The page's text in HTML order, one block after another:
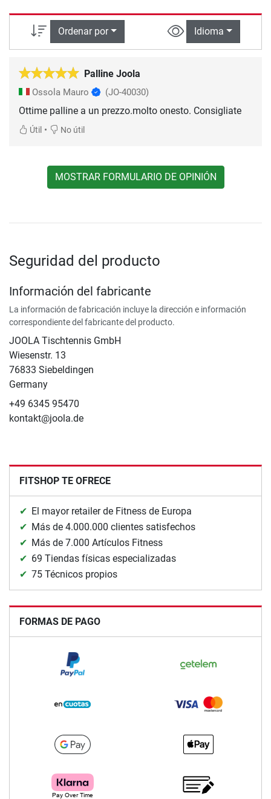
Ordenar por Idioma
Palline Joola
Ossola Mauro (JO-40030)
Ottime palline a un prezzo.molto onesto. Consigliate
Útil • No útil
MOSTRAR FORMULARIO DE OPINIÓN
Seguridad del producto
Información del fabricante
La información de fabricación incluye la dirección e información
correspondiente del fabricante del producto.
JOOLA Tischtennis GmbH
Wiesenstr. 13
76833 Siebeldingen
Germany
+49 6345 95470
kontakt@joola.de
FITSHOP TE OFRECE
El mayor retailer de Fitness de Europa
Más de 4.000.000 clientes satisfechos
Más de 7.000 Artículos Fitness
69 Tiendas físicas especializadas
75 Técnicos propios
FORMAS DE PAGO